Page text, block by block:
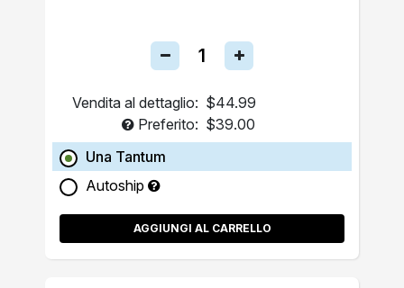
Vendita al dettaglio: $44.99
Preferito: $39.00
Una Tantum
Autoship
AGGIUNGI AL CARRELLO